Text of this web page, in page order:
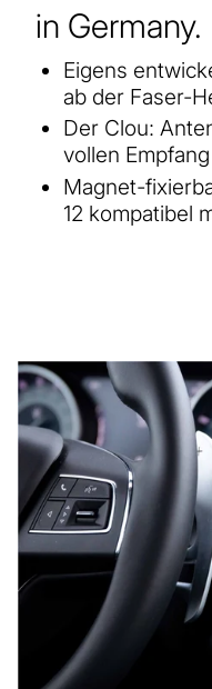
in Germany.
Eigens
ab der Faser-
Der Clou:
vollen Empfang
Magnet-
12 kompatibel